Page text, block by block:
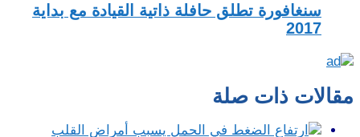
سنغافورة تطلق حافلة ذاتية القيادة مع بداية
2017
مقالات ذات صلة